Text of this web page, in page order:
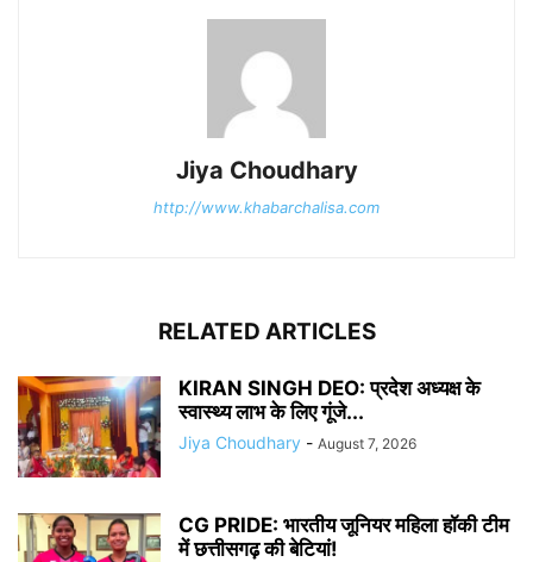
Jiya Choudhary
http://www.khabarchalisa.com
RELATED ARTICLES
KIRAN SINGH DEO: प्रदेश अध्यक्ष के
स्वास्थ्य लाभ के लिए गूंजे...
Jiya Choudhary - August 7, 2026
CG PRIDE: भारतीय जूनियर महिला हॉकी टीम
में छत्तीसगढ़ की बेटियां!